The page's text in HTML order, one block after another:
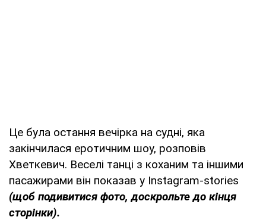
Це була остання вечірка на судні, яка
закінчилася еротичним шоу, розповів
Хветкевич. Веселі танці з коханим та іншими
пасажирами він показав у Instagram-stories
(щоб подивитися фото, доскрольте до кінця
сторінки).